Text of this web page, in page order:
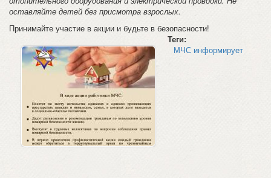
оставляйте детей без присмотра взрослых.
Принимайте участие в акции и будьте в безопасности!
Теги:
МЧС информирует